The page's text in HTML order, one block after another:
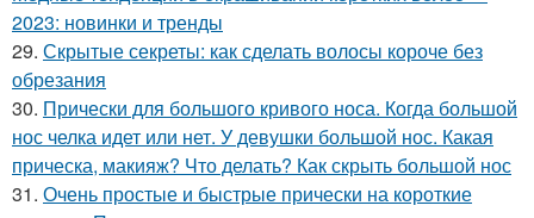
2023: новинки и тренды
29. Скрытые секреты: как сделать волосы короче без
обрезания
30. Прически для большого кривого носа. Когда большой
нос челка идет или нет. У девушки большой нос. Какая
прическа, макияж? Что делать? Как скрыть большой нос
31. Очень простые и быстрые прически на короткие